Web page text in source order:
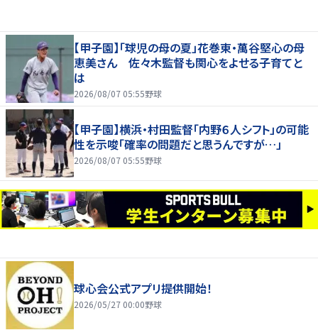
【甲子園】「球児の母の夏」花巻東・萬谷堅心の母
恵美さん 佐々木監督も関心をよせる子育てと
は
2026/08/07 05:55野球
【甲子園】横浜・村田監督「内野６人シフト」の可能
性を示唆「確率の問題だと思うんですが…」
2026/08/07 05:55野球
球心会公式アプリ提供開始！
2026/05/27 00:00野球